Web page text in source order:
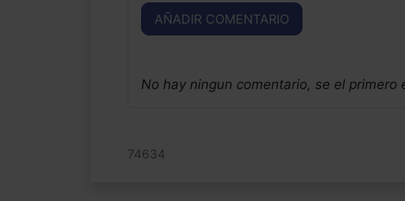
AÑADIR COMENTARIO
No hay ningun comentario, se el primero
74634